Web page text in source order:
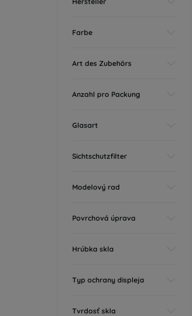
Farbe
Art des Zubehörs
Anzahl pro Packung
Glasart
Sichtschutzfilter
Modelový rad
Povrchová úprava
Hrúbka skla
Typ ochrany displeja
Tvrdosť skla